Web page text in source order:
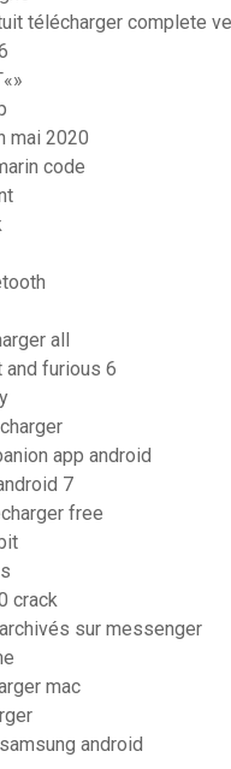
télécharger complete
mai 2020
code
all
and furious 6
app android
7
free
crack
sur messenger
mac
android